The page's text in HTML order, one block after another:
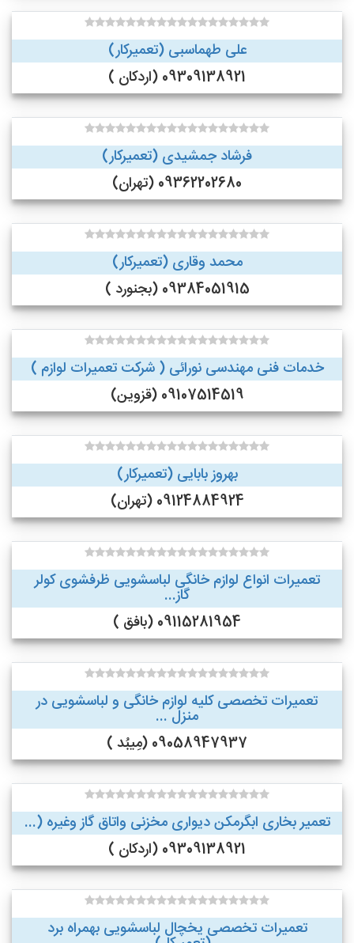
علی طهماسبی (تعمیرکار)
09309138921 (اردکان )
فرشاد جمشیدی (تعمیرکار)
09362202680 (تهران)
محمد وقاری (تعمیرکار)
09384051915 (بجنورد )
خدمات فنی مهندسی نورائی ( شرکت تعمیرات لوازم )
09107514519 (قزوین)
بهروز بابایی (تعمیرکار)
09124884924 (تهران)
تعمیرات انواع لوازم خانگی لباسشویی ظرفشوی کولر
گاز...
09115281954 (بافق )
تعمیرات تخصصی کلیه لوازم خانگی و لباسشویی در
منزل ...
09058947937 (مِیبُد )
تعمیر بخاری ابگرمکن دیواری مخزنی واتاق گاز وغیره (...
09309138921 (اردکان )
تعمیرات تخصصی یخچال لباسشویی بهمراه برد